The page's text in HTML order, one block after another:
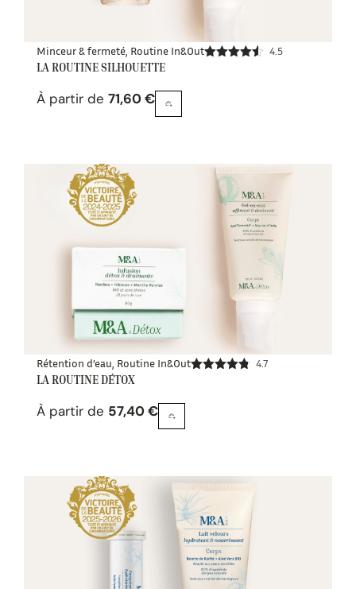
Minceur & fermeté Routine In&Out
4.5
LA ROUTINE SILHOUETTE
À partir de 71,60 €
Rétention d’eau Routine In&Out
4.7
LA ROUTINE DÉTOX
À partir de 57,40 €